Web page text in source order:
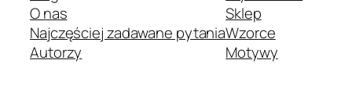
O nas
Najczęściej zadawane pytania
Autorzy
Sklep
Wzorce
Motywy